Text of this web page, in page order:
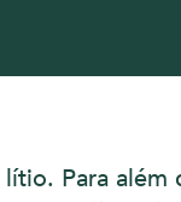
Para além